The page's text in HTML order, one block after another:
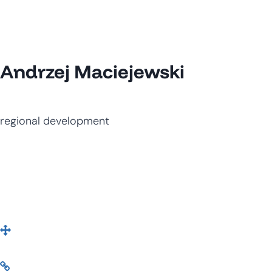
Andrzej Maciejewski
regional development